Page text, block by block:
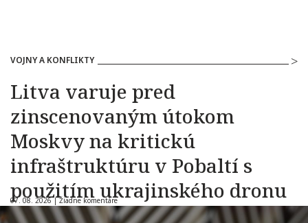
VOJNY A KONFLIKTY
Litva varuje pred
zinscenovaným útokom
Moskvy na kritickú
infraštruktúru v Pobaltí s
použitím ukrajinského dronu
07. 08. 2026 |Žiadne komentáre